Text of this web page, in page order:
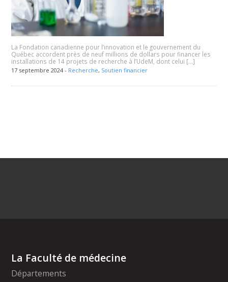
La Fondation canadienne pour l’innovation et le gouvernement du
Québec accordent près de neuf millions de dollars pour financer les
installations de 14 projets de recherche à l’UdeM, dont celui […]
17 septembre 2024 - Recherche, Soutien financier
La Faculté de médecine
Départements